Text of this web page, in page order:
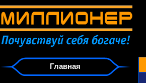
Главная